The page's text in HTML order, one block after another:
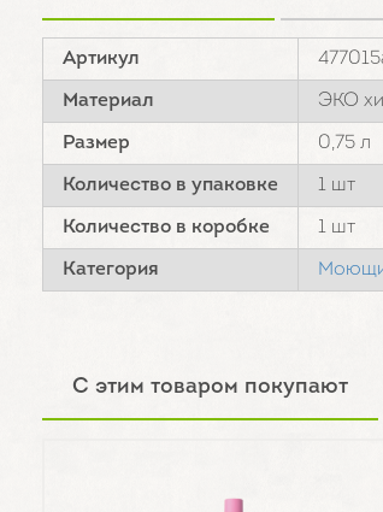
Артикул
Материал ЭКО
Размер 0,75 л
Количество в упаковке 1 шт
Количество в коробке 1 шт
Категория
С этим товаром покупают